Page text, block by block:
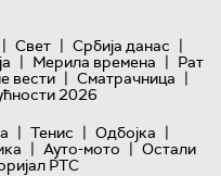
| Свет | Србија данас |
| Мерила времена | Рат
вести | Сматрачница |
2026
| Тенис | Одбојка |
| Ауто-мото | Остали
РТС